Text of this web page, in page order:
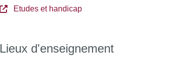
Etudes et handicap
Lieux d'enseignement